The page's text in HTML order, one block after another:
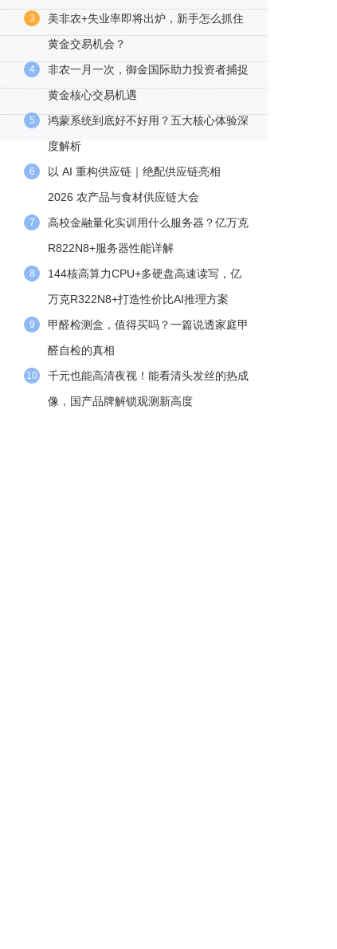
3
美非农+失业率即将出炉，新手怎么抓住
黄金交易机会？
4
非农一月一次，御金国际助力投资者捕捉
黄金核心交易机遇
5
鸿蒙系统到底好不好用？五大核心体验深
度解析
6
以 AI 重构供应链｜绝配供应链亮相
2026 农产品与食材供应链大会
7
高校金融量化实训用什么服务器？亿万克
R822N8+服务器性能详解
8
144核高算力CPU+多硬盘高速读写，亿
万克R322N8+打造性价比AI推理方案
9
甲醛检测盒，值得买吗？一篇说透家庭甲
醛自检的真相
10
千元也能高清夜视！能看清头发丝的热成
像，国产品牌解锁观测新高度